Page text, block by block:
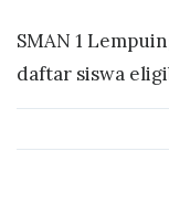
SMAN 1
daftar siswa